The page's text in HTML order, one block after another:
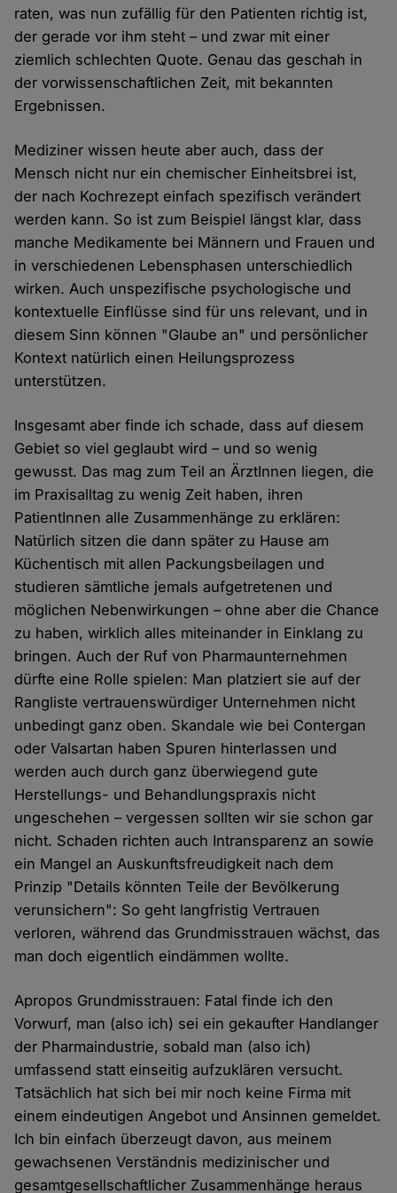
raten, was nun zufällig für den Patienten richtig ist,
der gerade vor ihm steht – und zwar mit einer
ziemlich schlechten Quote. Genau das geschah in
der vorwissenschaftlichen Zeit, mit bekannten
Ergebnissen.
Mediziner wissen heute aber auch, dass der
Mensch nicht nur ein chemischer Einheitsbrei ist,
der nach Kochrezept einfach spezifisch verändert
werden kann. So ist zum Beispiel längst klar, dass
manche Medikamente bei Männern und Frauen und
in verschiedenen Lebensphasen unterschiedlich
wirken. Auch unspezifische psychologische und
kontextuelle Einflüsse sind für uns relevant, und in
diesem Sinn können "Glaube an" und persönlicher
Kontext natürlich einen Heilungsprozess
unterstützen.
Insgesamt aber finde ich schade, dass auf diesem
Gebiet so viel geglaubt wird – und so wenig
gewusst. Das mag zum Teil an ÄrztInnen liegen, die
im Praxisalltag zu wenig Zeit haben, ihren
PatientInnen alle Zusammenhänge zu erklären:
Natürlich sitzen die dann später zu Hause am
Küchentisch mit allen Packungsbeilagen und
studieren sämtliche jemals aufgetretenen und
möglichen Nebenwirkungen – ohne aber die Chance
zu haben, wirklich alles miteinander in Einklang zu
bringen. Auch der Ruf von Pharmaunternehmen
dürfte eine Rolle spielen: Man platziert sie auf der
Rangliste vertrauenswürdiger Unternehmen nicht
unbedingt ganz oben. Skandale wie bei Contergan
oder Valsartan haben Spuren hinterlassen und
werden auch durch ganz überwiegend gute
Herstellungs- und Behandlungspraxis nicht
ungeschehen – vergessen sollten wir sie schon gar
nicht. Schaden richten auch Intransparenz an sowie
ein Mangel an Auskunftsfreudigkeit nach dem
Prinzip "Details könnten Teile der Bevölkerung
verunsichern": So geht langfristig Vertrauen
verloren, während das Grundmisstrauen wächst, das
man doch eigentlich eindämmen wollte.
Apropos Grundmisstrauen: Fatal finde ich den
Vorwurf, man (also ich) sei ein gekaufter Handlanger
der Pharmaindustrie, sobald man (also ich)
umfassend statt einseitig aufzuklären versucht.
Tatsächlich hat sich bei mir noch keine Firma mit
einem eindeutigen Angebot und Ansinnen gemeldet.
Ich bin einfach überzeugt davon, aus meinem
gewachsenen Verständnis medizinischer und
gesamtgesellschaftlicher Zusammenhänge heraus